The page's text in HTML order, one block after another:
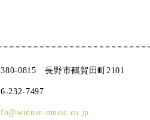
0815 長野市鶴賀田町2101
232-7497
music.co.jp